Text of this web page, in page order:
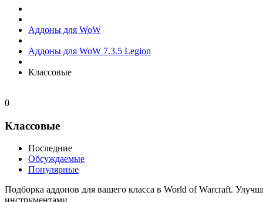
Аддоны для WoW
Аддоны для WoW 7.3.5 Legion
Классовые
0
Классовые
Последние
Обсуждаемые
Популярные
Подборка аддонов для вашего класса в World of Warcraft.